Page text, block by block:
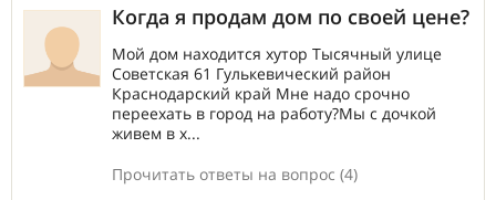
Когда я продам дом по своей цене?
Мой дом находится хутор Тысячный улице
Советская 61 Гулькевический район
Краснодарский край Мне надо срочно
переехать в город на работу?Мы с дочкой
живем в х...
Прочитать ответы на вопрос (4)